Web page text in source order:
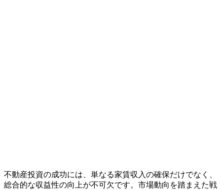
不動産投資の成功には、単なる家賃収入の確保だけでなく、
総合的な収益性の向上が不可欠です。市場動向を踏まえた戦